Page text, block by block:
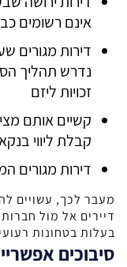
אינם רשומים
דירות מגורים
נדרש תהליך
זכויות ליזם
קשיים אותם
קבלת ליווי
דירות מגורים
מעבר לכך, עשויים
דיירים אל מול
בעלות בטחונות
סיבוכים